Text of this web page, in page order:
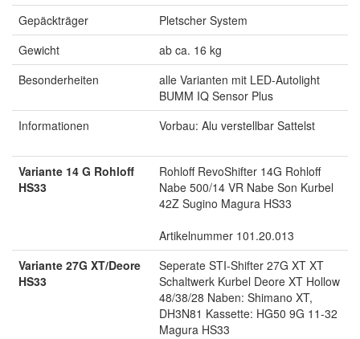
Gepäckträger
Pletscher System
Gewicht
ab ca. 16 kg
Besonderheiten
alle Varianten mit LED-Autolight
BUMM IQ Sensor Plus
Informationen
Vorbau: Alu verstellbar Sattelst
Variante 14 G Rohloff
HS33
Rohloff RevoShifter 14G Rohloff
Nabe 500/14 VR Nabe Son Kurbel
42Z Sugino Magura HS33
Artikelnummer 101.20.013
Variante 27G XT/Deore
HS33
Seperate STI-Shifter 27G XT XT
Schaltwerk Kurbel Deore XT Hollow
48/38/28 Naben: Shimano XT,
DH3N81 Kassette: HG50 9G 11-32
Magura HS33